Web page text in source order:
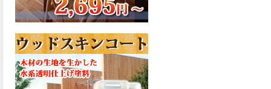
を追求したウレタン樹脂エナ
メル、弾性ファインウレタン
した。ご購入はこちらから。
2026.03.04
長年ご愛顧いただいている
「ラッカー塗料」に抗ウイル